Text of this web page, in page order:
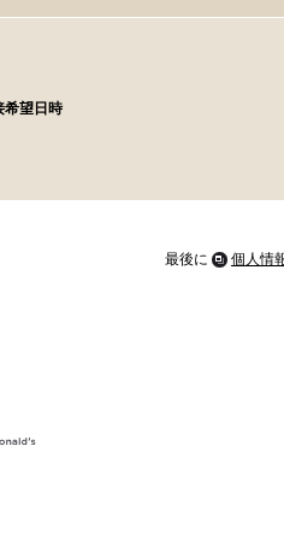
希望日時
最後に 個人情